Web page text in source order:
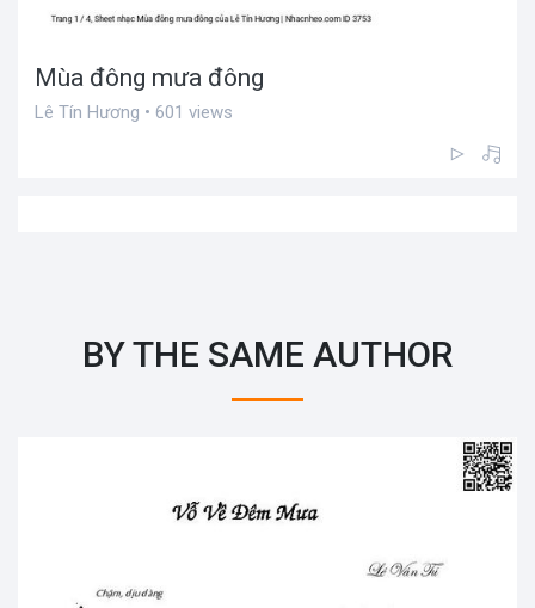
Mùa đông mưa đông
Lê Tín Hương • 601 views
BY THE SAME AUTHOR